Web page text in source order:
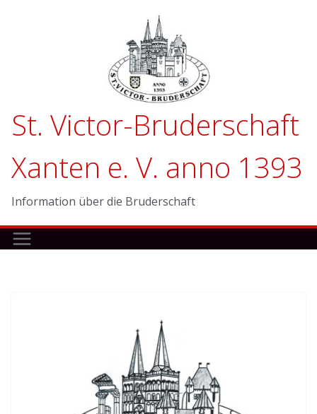
St. Victor-Bruderschaft
Xanten e. V. anno 1393
Information über die Bruderschaft